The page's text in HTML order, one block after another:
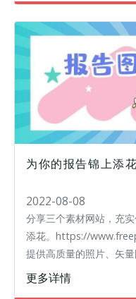
为你的报告锦上添
2022-08-08
分享三个素材网站，充
添花。https://
提供高质量的照片、矢
编辑的矢量ai文件和psd
更多详情